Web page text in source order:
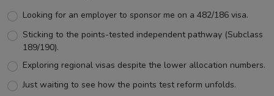
Looking for an employer to sponsor me on a 482/186 visa.
Sticking to the points-tested independent pathway (Subclass
189/190).
Exploring regional visas despite the lower allocation numbers.
Just waiting to see how the points test reform unfolds.